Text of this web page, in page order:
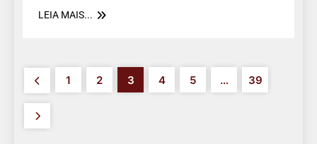
LEIA MAIS...
1 2 3 4 5 … 39